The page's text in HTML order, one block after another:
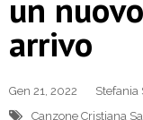
un
arrivo
Gen 21, 2022 Stefania
Canzone Cristiana